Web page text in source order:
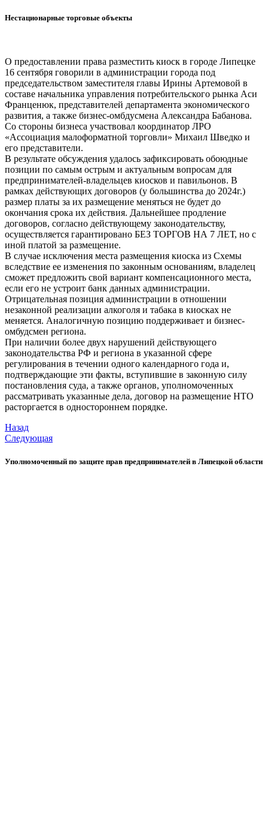
Нестационарные торговые объекты
О предоставлении права разместить киоск в городе Липецке
16 сентября говорили в администрации города под
председательством заместителя главы Ирины Артемовой в
составе начальника управления потребительского рынка Аси
Франценюк, представителей департамента экономического
развития, а также бизнес-омбдусмена Александра Бабанова.
Со стороны бизнеса участвовал координатор ЛРО
«Ассоциация малоформатной торговли» Михаил Шведко и
его представители.
В результате обсуждения удалось зафиксировать обоюдные
позиции по самым острым и актуальным вопросам для
предпринимателей-владельцев киосков и павильонов. В
рамках действующих договоров (у большинства до 2024г.)
размер платы за их размещение меняться не будет до
окончания срока их действия. Дальнейшее продление
договоров, согласно действующему законодательству,
осуществляется гарантировано БЕЗ ТОРГОВ НА 7 ЛЕТ, но с
иной платой за размещение.
В случае исключения места размещения киоска из Схемы
вследствие ее изменения по законным основаниям, владелец
сможет предложить свой вариант компенсационного места,
если его не устроит банк данных администрации.
Отрицательная позиция администрации в отношении
незаконной реализации алкоголя и табака в киосках не
меняется. Аналогичную позицию поддерживает и бизнес-
омбудсмен региона.
При наличии более двух нарушений действующего
законодательства РФ и региона в указанной сфере
регулирования в течении одного календарного года и,
подтверждающие эти факты, вступившие в законную силу
постановления суда, а также органов, уполномоченных
рассматривать указанные дела, договор на размещение НТО
расторгается в одностороннем порядке.
Назад
Следующая
Уполномоченный по защите прав предпринимателей в Липецкой области